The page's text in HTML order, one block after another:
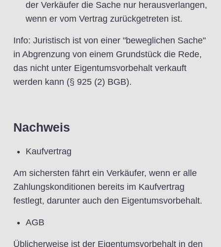
der Verkäufer die Sache nur herausverlangen,
wenn er vom Vertrag zurückgetreten ist.
Info: Juristisch ist von einer "beweglichen Sache"
in Abgrenzung von einem Grundstück die Rede,
das nicht unter Eigentumsvorbehalt verkauft
werden kann (§ 925 (2) BGB).
Nachweis
Kaufvertrag
Am sichersten fährt ein Verkäufer, wenn er alle
Zahlungskonditionen bereits im Kaufvertrag
festlegt, darunter auch den Eigentumsvorbehalt.
AGB
Üblicherweise ist der Eigentumsvorbehalt in den